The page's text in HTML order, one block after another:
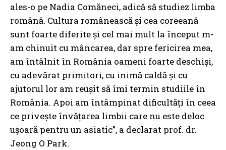
ales-o pe Nadia Comăneci, adică să studiez limba
română. Cultura românească şi cea coreeană
sunt foarte diferite şi cel mai mult la început m-
am chinuit cu mâncarea, dar spre fericirea mea,
am întâlnit în România oameni foarte deschişi,
cu adevărat primitori, cu inimă caldă şi cu
ajutorul lor am reuşit să îmi termin studiile în
România. Apoi am întâmpinat dificultăţi în ceea
ce priveşte învăţarea limbii care nu este deloc
uşoară pentru un asiatic”, a declarat prof. dr.
Jeong O Park.